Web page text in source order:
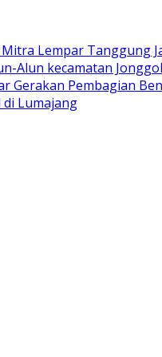
Lempar Tanggung
Alun kecamatan
Gerakan Pembagian
di Lumajang